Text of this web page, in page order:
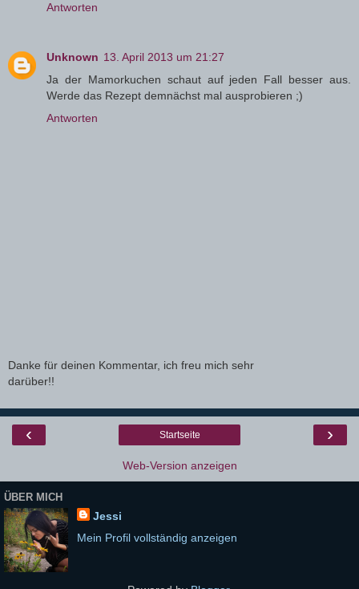
Antworten
Unknown 13. April 2013 um 21:27
Ja der Mamorkuchen schaut auf jeden Fall besser aus.
Werde das Rezept demnächst mal ausprobieren ;)
Antworten
Danke für deinen Kommentar, ich freu mich sehr
darüber!!
‹ ›
Startseite
Web-Version anzeigen
ÜBER MICH
Jessi
Mein Profil vollständig anzeigen